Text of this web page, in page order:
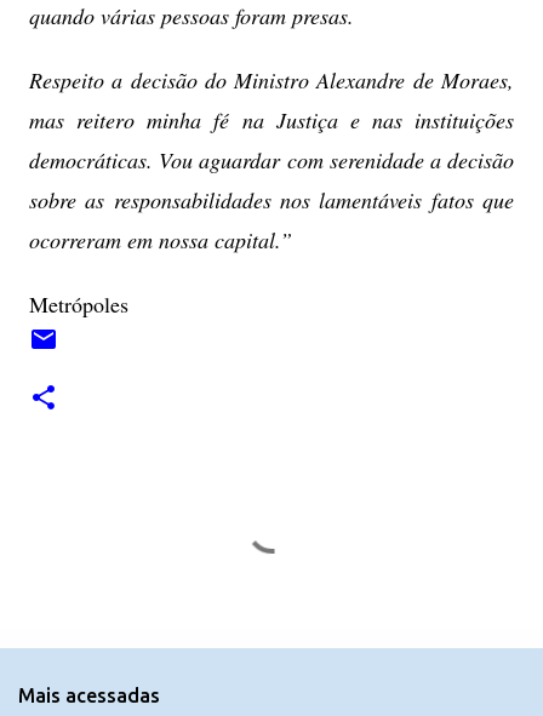
quando várias pessoas foram presas.
Respeito a decisão do Ministro Alexandre de Moraes,
mas reitero minha fé na Justiça e nas instituições
democráticas. Vou aguardar com serenidade a decisão
sobre as responsabilidades nos lamentáveis fatos que
ocorreram em nossa capital.”
Metrópoles
n
Mais acessadas